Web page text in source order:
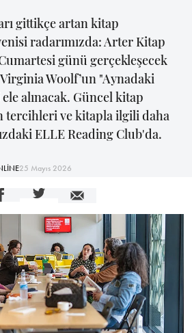
gittikçe artan kitap
radarımızda: Arter Kitap
günü gerçekleşecek
Woolf’un "Aynadaki
alınacak. Güncel kitap
ve kitapla ilgili daha
ELLE Reading Club'da.
25 Mayıs 2026